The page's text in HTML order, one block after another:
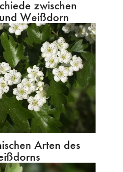
zwischen
Weißdorn
Arten des